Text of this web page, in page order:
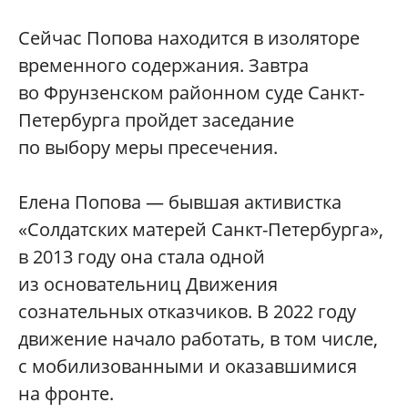
Сейчас Попова находится в изоляторе
временного содержания. Завтра
во Фрунзенском районном суде Санкт-
Петербурга пройдет заседание
по выбору меры пресечения.
Елена Попова — бывшая активистка
«Солдатских матерей Санкт-Петербурга»,
в 2013 году она стала одной
из основательниц Движения
сознательных отказчиков. В 2022 году
движение начало работать, в том числе,
с мобилизованными и оказавшимися
на фронте.